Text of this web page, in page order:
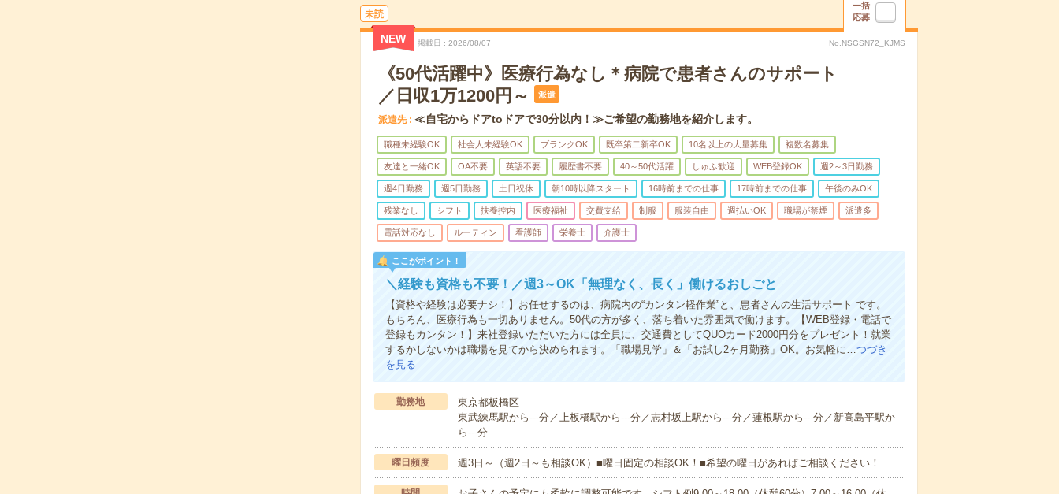
未読
一括
応募
NEW 掲載日 2026/08/07 No.NSGSN72_KJMS
《50代活躍中》医療行為なし＊病院で患者さんのサポート
／日収1万1200円～
派遣
派遣先 ≪自宅からドアtoドアで30分以内！≫ご希望の勤務地を紹介します。
職種未経験OK 社会人未経験OK ブランクOK 既卒第二新卒OK 10名以上の大量募集 複数名募集
友達と一緒OK OA不要 英語不要 履歴書不要 40～50代活躍 しゅふ歓迎 WEB登録OK 週2～3日勤務
週4日勤務 週5日勤務 土日祝休 朝10時以降スタート 16時前までの仕事 17時前までの仕事 午後のみOK
残業なし シフト 扶養控内 医療福祉 交費支給 制服 服装自由 週払いOK 職場が禁煙 派遣多
電話対応なし ルーティン 看護師 栄養士 介護士
ここがポイント！
＼経験も資格も不要！／週3～OK「無理なく、長く」働けるおしごと
【資格や経験は必要ナシ！】お任せするのは、病院内の“カンタン軽作業”と、患者さんの生活サポート です。
もちろん、医療行為も一切ありません。50代の方が多く、落ち着いた雰囲気で働けます。【WEB登録・電話で
登録もカンタン！】来社登録いただいた方には全員に、交通費としてQUOカード2000円分をプレゼント！就業
するかしないかは職場を見てから決められます。「職場見学」＆「お試し2ヶ月勤務」OK。お気軽に…つづき
を見る
勤務地
東京都板橋区
東武練馬駅から---分／上板橋駅から---分／志村坂上駅から---分／蓮根駅から---分／新高島平駅か
ら---分
曜日頻度 週3日～（週2日～も相談OK）■曜日固定の相談OK！■希望の曜日があればご相談ください！